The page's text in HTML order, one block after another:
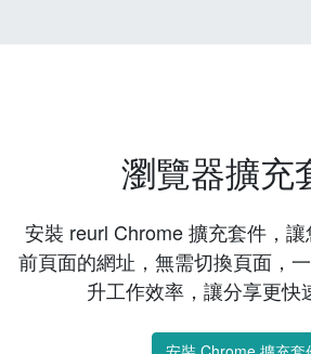
瀏覽器擴充
安裝 reurl Chrome 擴充套件，
前頁面的網址，無需切換頁面，
升工作效率，讓分享更快